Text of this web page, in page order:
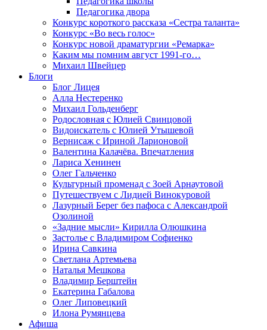
Педагогика двора
Конкурс короткого рассказа «Сестра таланта»
Конкурс «Во весь голос»
Конкурс новой драматургии «Ремарка»
Каким мы помним август 1991-го…
Михаил Швейцер
Блоги
Блог Лицея
Алла Нестеренко
Михаил Гольденберг
Родословная с Юлией Свинцовой
Видоискатель с Юлией Утышевой
Вернисаж с Ириной Ларионовой
Валентина Калачёва. Впечатления
Лариса Хенинен
Олег Гальченко
Культурный променад с Зоей Арнаутовой
Путешествуем с Лидией Винокуровой
Лазурный Берег без пафоса с Александрой
Озолиной
«Задние мысли» Кирилла Олюшкина
Застолье с Владимиром Софиенко
Ирина Савкина
Светлана Артемьева
Наталья Мешкова
Владимир Берштейн
Екатерина Габалова
Олег Липовецкий
Илона Румянцева
Афиша